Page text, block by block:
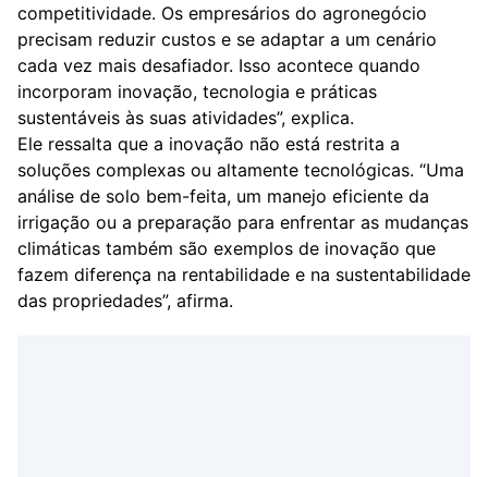
competitividade. Os empresários do agronegócio
precisam reduzir custos e se adaptar a um cenário
cada vez mais desafiador. Isso acontece quando
incorporam inovação, tecnologia e práticas
sustentáveis às suas atividades”, explica.
Ele ressalta que a inovação não está restrita a
soluções complexas ou altamente tecnológicas. “Uma
análise de solo bem-feita, um manejo eficiente da
irrigação ou a preparação para enfrentar as mudanças
climáticas também são exemplos de inovação que
fazem diferença na rentabilidade e na sustentabilidade
das propriedades”, afirma.